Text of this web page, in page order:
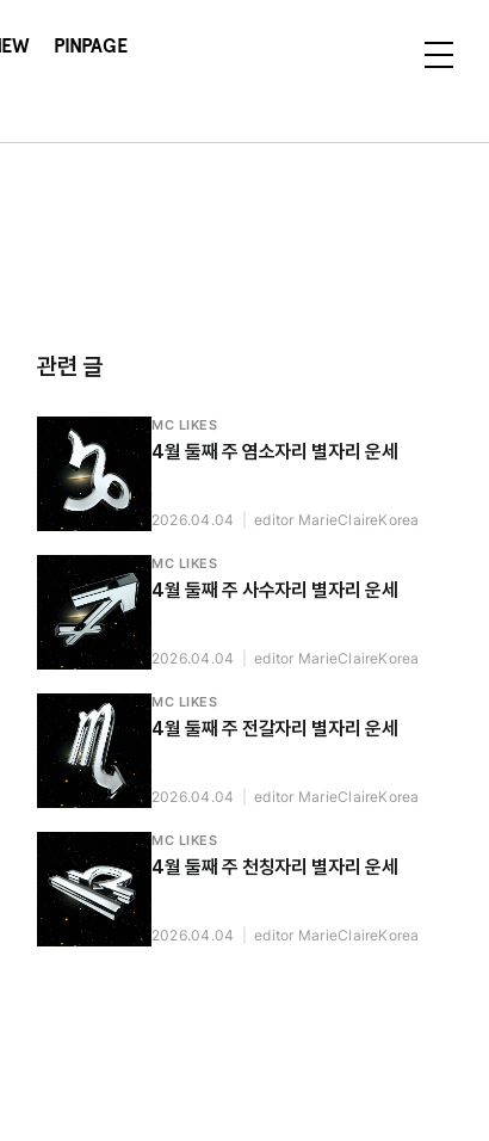
PINPAGE
관련 글
MC LIKES
4월 둘째 주 염소자리 별자리 운세
2026.04.04 editor MarieClaireKorea
MC LIKES
4월 둘째 주 사수자리 별자리 운세
2026.04.04 editor MarieClaireKorea
MC LIKES
4월 둘째 주 전갈자리 별자리 운세
2026.04.04 editor MarieClaireKorea
MC LIKES
4월 둘째 주 천칭자리 별자리 운세
2026.04.04 editor MarieClaireKorea